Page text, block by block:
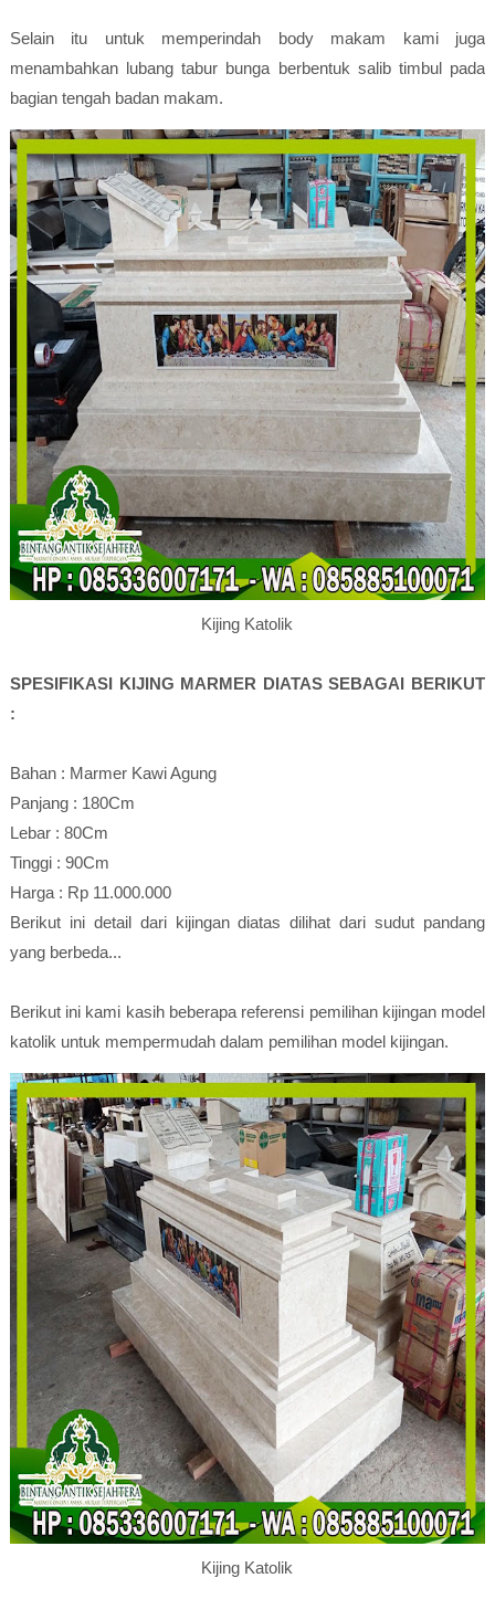
Selain itu untuk memperindah body makam kami juga
menambahkan lubang tabur bunga berbentuk salib timbul pada
bagian tengah badan makam.
Kijing Katolik
SPESIFIKASI KIJING MARMER DIATAS SEBAGAI BERIKUT
:
Bahan : Marmer Kawi Agung
Panjang : 180Cm
Lebar : 80Cm
Tinggi : 90Cm
Harga : Rp 11.000.000
Berikut ini detail dari kijingan diatas dilihat dari sudut pandang
yang berbeda...
Berikut ini kami kasih beberapa referensi pemilihan kijingan model
katolik untuk mempermudah dalam pemilihan model kijingan.
Kijing Katolik